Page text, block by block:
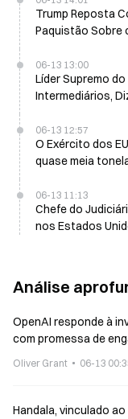
Trump Reposta
Paquistão Sobre
06-13 13:00
Líder Supremo
Intermediários,
06-13 12:57
O Exército dos
quase meia
06-13 11:13
Chefe do
nos Estados
Análise
OpenAI responde à
com promessa de
Oliver Grant 06-13
Handala, vinculado